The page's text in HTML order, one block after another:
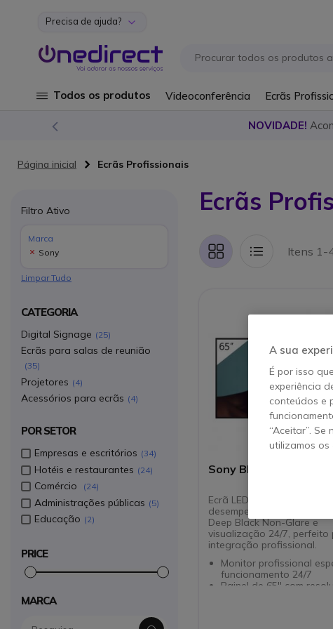
Ir para o Conteúdo
Precisa de ajuda?
Todos os produtos Videoconferência Ecrãs
NOVIDADE!
Página inicial Ecrãs Profissionais
Ecrãs
Grelha Lista Itens 1-
Sony BRAVIA BZ40L
Ecrã LED 4K HDR de
desempenho com
Deep Black Non-Glare e
visualização 24/7, perfeito
integração profissional.
Monitor profissional
funcionamento 24/7
Painel de 65'' com
Filtro Ativo
Marca
Sony
Limpar Tudo
CATEGORIA
Digital Signage 25
Ecrãs para salas de reunião
35
Projetores 4
Acessórios para ecrãs 4
POR SETOR
Empresas e escritórios 34
Hotéis e restaurantes 24
Comércio 24
Administrações públicas 5
Educação 2
PRICE
MARCA
A sua
É por isso
experiência
conteúdos e
“Aceitar”.
utilizamos os